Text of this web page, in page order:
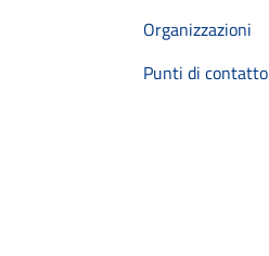
Organizzazioni
Punti di contatto